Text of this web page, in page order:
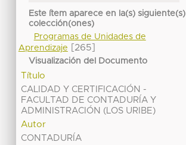
Este ítem aparece en la(s) siguiente(s)
colección(ones)
Programas de Unidades de
Aprendizaje
[265]
Visualización del Documento
Título
CALIDAD Y CERTIFICACIÓN -
FACULTAD DE CONTADURÍA Y
ADMINISTRACIÓN (LOS URIBE)
Autor
CONTADURÍA